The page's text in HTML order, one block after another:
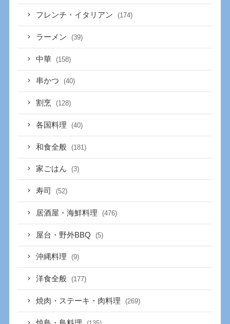
フレンチ・イタリアン (174)
ラーメン (39)
中華 (158)
串かつ (40)
割烹 (128)
各国料理 (40)
和食全般 (181)
家ごはん (3)
寿司 (52)
居酒屋・海鮮料理 (476)
屋台・野外BBQ (5)
沖縄料理 (9)
洋食全般 (177)
焼肉・ステーキ・肉料理 (269)